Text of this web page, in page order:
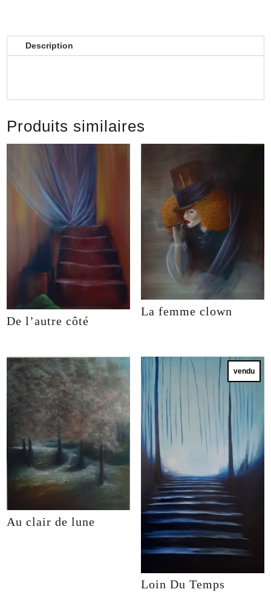
Description
Produits similaires
De l’autre côté
La femme clown
Au clair de lune
vendu
Loin Du Temps